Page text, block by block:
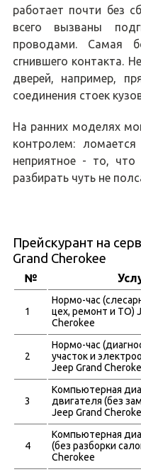
работает почти без
всего вызваны
проводами. Самая
сгнившего контакта.
дверей, например,
соединения стоек
На ранних моделях
контролем:
неприятное - то,
разбирать чуть не
Прейскурант на
Grand Cherokee
№
1
Нормо-час
цех, ремонт и ТО)
Cherokee
2
Нормо-час
участок и
Jeep Grand
3
Компьютерная
двигателя (без
Jeep Grand
4
Компьютерная
(без разборки
Cherokee